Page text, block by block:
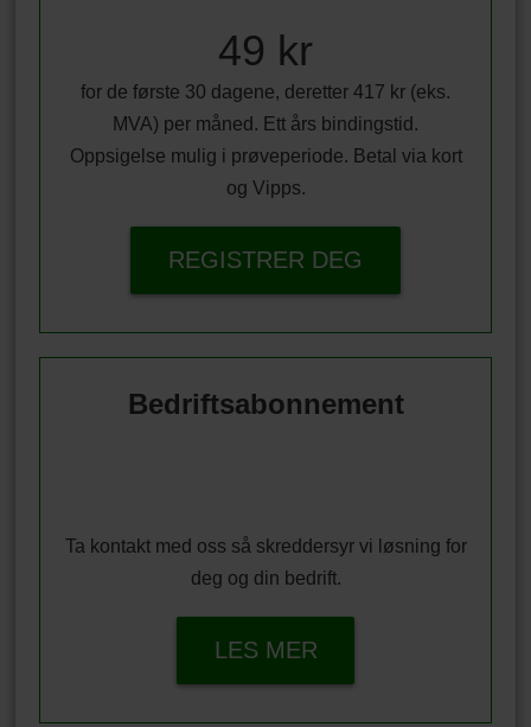
49 kr
for de første 30 dagene, deretter 417 kr (eks.
MVA) per måned. Ett års bindingstid.
Oppsigelse mulig i prøveperiode. Betal via kort
og Vipps.
REGISTRER DEG
Bedriftsabonnement
Ta kontakt med oss så skreddersyr vi løsning for
deg og din bedrift.
LES MER